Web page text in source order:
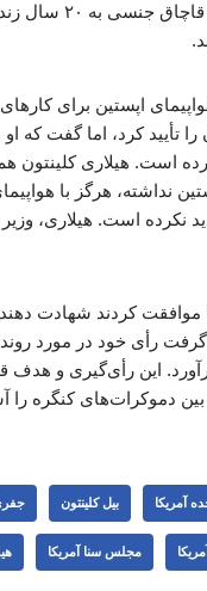
مکسول»، که به
اپستین برای
را تأیید کرد، اما گفت که
است. هیلاری کلینتون
نداشته، هرگز با
نکرده است. هیلاری،
موافقت کردند شهادت
رأی خود در مورد روند
این رأی‌گیری و هدف
دموکرات‌های کنگره را
آمریکا بیل کلینتون
مجلس سنا آمریکا